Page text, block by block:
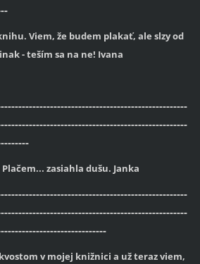
Viem, že budem plakať, ale slzy od
- teším sa na ne! Ivana
zasiahla dušu. Janka
v mojej knižnici a už teraz viem,